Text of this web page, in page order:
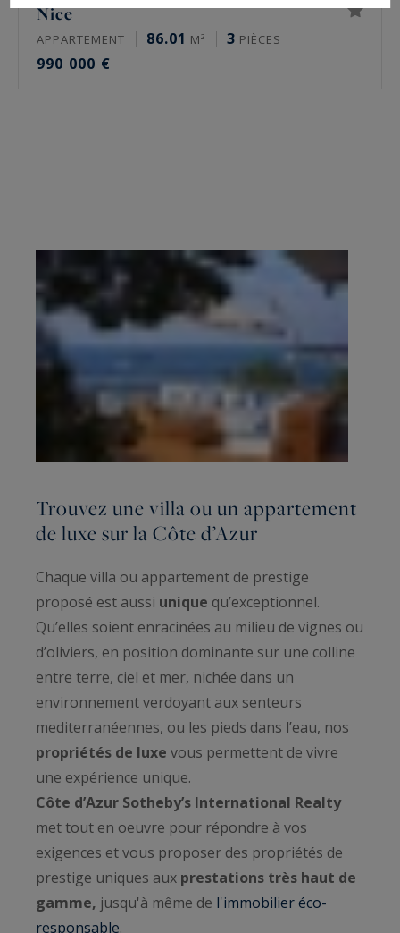
Nice
APPARTEMENT 86.01 M² 3 PIÈCES
990 000 €
Trouvez une villa ou un appartement
de luxe sur la Côte d’Azur
Chaque villa ou appartement de prestige
proposé est aussi unique qu’exceptionnel.
Qu’elles soient enracinées au milieu de vignes ou
d’oliviers, en position dominante sur une colline
entre terre, ciel et mer, nichée dans un
environnement verdoyant aux senteurs
mediterranéennes, ou les pieds dans l’eau, nos
propriétés de luxe vous permettent de vivre
une expérience unique.
Côte d’Azur Sotheby’s International Realty
met tout en oeuvre pour répondre à vos
exigences et vous proposer des propriétés de
prestige uniques aux prestations très haut de
gamme, jusqu'à même de l'immobilier éco-
responsable.